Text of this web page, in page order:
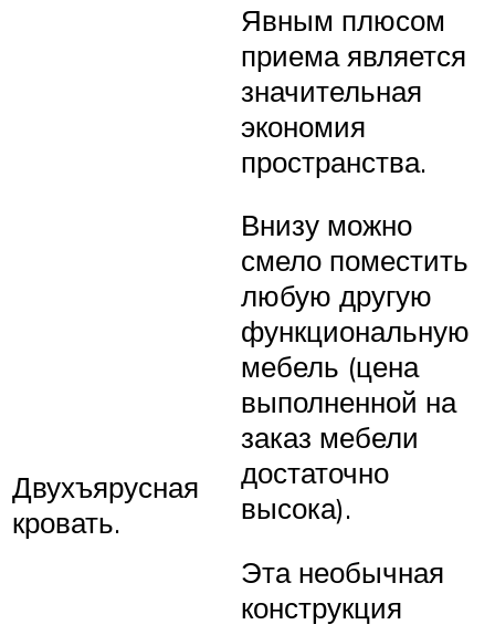
Двухъярусная
кровать.
Явным плюсом
приема является
значительная
экономия
пространства.
Внизу можно
смело поместить
любую другую
функциональную
мебель (цена
выполненной на
заказ мебели
достаточно
высока).
Эта необычная
конструкция